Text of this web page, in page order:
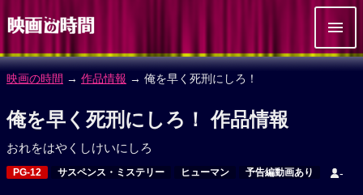
映画の時間 → 作品情報 → 俺を早く死刑にしろ！
俺を早く死刑にしろ！ 作品情報
おれをはやくしけいにしろ
PG-12 サスペンス・ミステリー ヒューマン 予告編動画あり -